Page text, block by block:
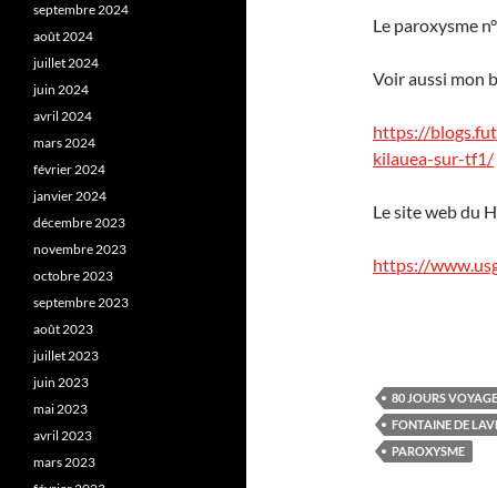
Le paroxysme
Voir aussi mon
https://
kilauea-sur-tf1/
Le site web du
https://
80 JOURS
FONTAINE DE
PAROXYSME
septembre 2024
août 2024
juillet 2024
juin 2024
avril 2024
mars 2024
février 2024
janvier 2024
décembre 2023
novembre 2023
octobre 2023
septembre 2023
août 2023
juillet 2023
juin 2023
mai 2023
avril 2023
mars 2023